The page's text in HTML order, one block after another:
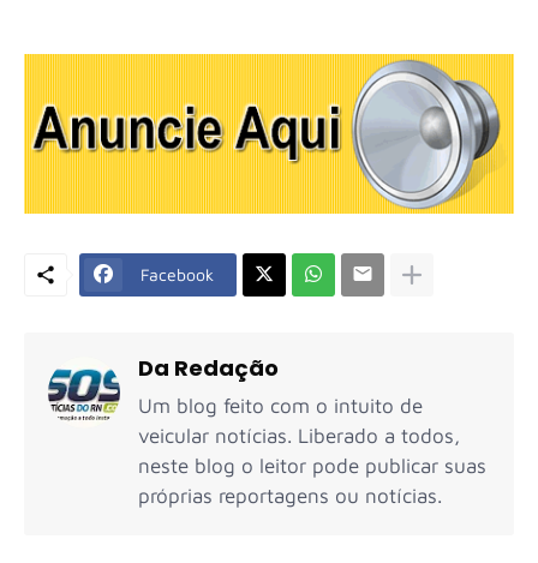
Facebook
Da Redação
Um blog feito com o intuito de
veicular notícias. Liberado a todos,
neste blog o leitor pode publicar suas
próprias reportagens ou notícias.